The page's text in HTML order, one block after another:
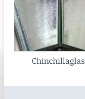
Chinchillaglas